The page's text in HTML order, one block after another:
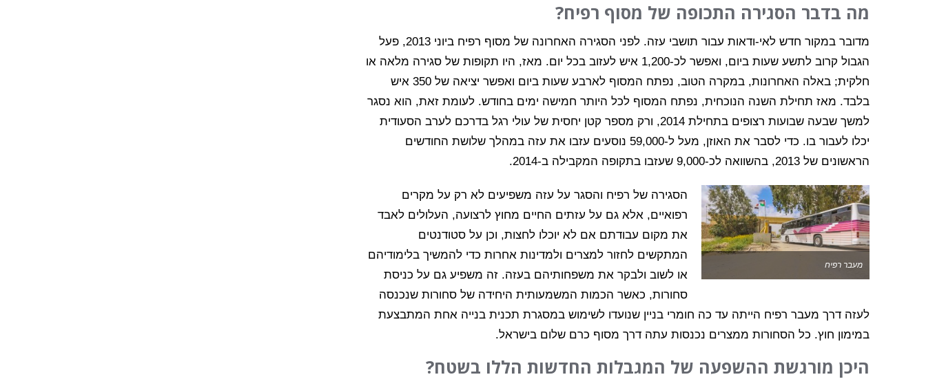
מה בדבר הסגירה התכופה של מסוף רפיח?
מדובר במקור חדש לאי-ודאות עבור תושבי עזה. לפני הסגירה האחרונה של מסוף רפיח ביוני 2013, פעל
הגבול קרוב לתשע שעות ביום, ואפשר לכ-1,200 איש לעזוב בכל יום. מאז, היו תקופות של סגירה מלאה או
חלקית; באלה האחרונות, במקרה הטוב, נפתח המסוף לארבע שעות ביום ואפשר יציאה של 350 איש
בלבד. מאז תחילת השנה הנוכחית, נפתח המסוף לכל היותר חמישה ימים בחודש. לעומת זאת, הוא נסגר
למשך שבעה שבועות רצופים בתחילת 2014, ורק מספר קטן יחסית של עולי רגל בדרכם לערב הסעודית
יכלו לעבור בו. כדי לסבר את האוזן, מעל ל-59,000 נוסעים עזבו את עזה במהלך שלושת החודשים
הראשונים של 2013, בהשוואה לכ-9,000 שעזבו בתקופה המקבילה ב-2014.
מעבר רפיח
הסגירה של רפיח והסגר על עזה משפיעים לא רק על מקרים
רפואיים, אלא גם על עזתים החיים מחוץ לרצועה, העלולים לאבד
את מקום עבודתם אם לא יוכלו לחצות, וכן על סטודנטים
המתקשים לחזור למצרים ולמדינות אחרות כדי להמשיך בלימודיהם
או לשוב ולבקר את משפחותיהם בעזה. זה משפיע גם על כניסת
סחורות, כאשר הכמות המשמעותית היחידה של סחורות שנכנסה
לעזה דרך מעבר רפיח הייתה עד כה חומרי בניין שנועדו לשימוש במסגרת תכנית בנייה אחת המתבצעת
במימון חוץ. כל הסחורות ממצרים נכנסות עתה דרך מסוף כרם שלום בישראל.
היכן מורגשת ההשפעה של המגבלות החדשות הללו בשטח?